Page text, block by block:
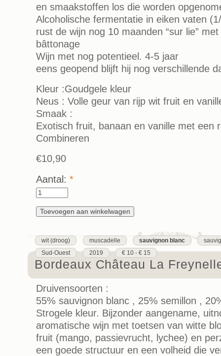
en smaakstoffen los die worden
Alcoholische fermentatie in eiken vaten
rust de wijn nog 10 maanden “sur lie”
bâttonage
Wijn met nog potentieel. 4-5 jaar
eens geopend blijft hij nog verschillende
Kleur :Goudgele kleur
Neus : Volle geur van rijp wit fruit en
Smaak :
Exotisch fruit, banaan en vanille met een
Combineren
€10,90
Aantal: *
wit (droog) muscadelle sauvignon blanc
Sud-Ouest
2019 € 10 - € 15
Bordeaux Château La
Druivensoorten :
55% sauvignon blanc , 25% semillon ,
Strogele kleur. Bijzonder aangename,
aromatische wijn met toetsen van witte
fruit (mango, passievrucht, lychee) en
een goede structuur en een volheid die